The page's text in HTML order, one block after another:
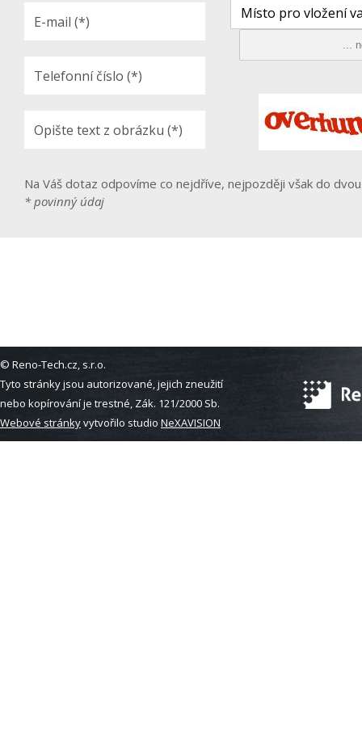
Místo pro vložení
Na Váš dotaz odpovíme co nejdříve, nejpozději však do
* povinný údaj
© Reno-Tech.cz, s.r.o.
Tyto stránky jsou autorizované, jejich zneužití
nebo kopírování je trestné, Zák. 121/2000 Sb.
Webové stránkyvytvořilo studio NeXAVISION